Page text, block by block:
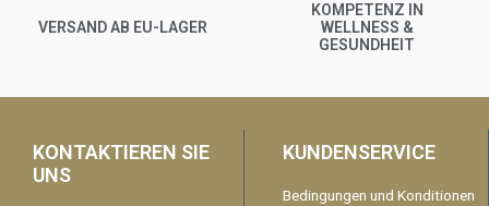
VERSAND AB EU-LAGER
KOMPETENZ IN
WELLNESS &
GESUNDHEIT
KONTAKTIEREN SIE
UNS
KUNDENSERVICE
Bedingungen und Konditionen